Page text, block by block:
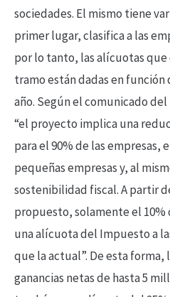
sociedades. El mismo tiene
primer lugar, clasifica a las
por lo tanto, las alícuotas que
tramo están dadas en
año. Según el comunicado
“el proyecto implica una
para el 90% de las empresas,
pequeñas empresas y, al
sostenibilidad fiscal. A partir
propuesto, solamente el 10%
una alícuota del Impuesto a
que la actual”. De esta forma,
ganancias netas de hasta 5